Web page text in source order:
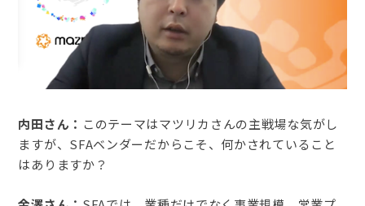
内田さん： このテーマはマツリカさんの主戦場な気がし
ますが、SFAベンダーだからこそ、何かされていること
はありますか？